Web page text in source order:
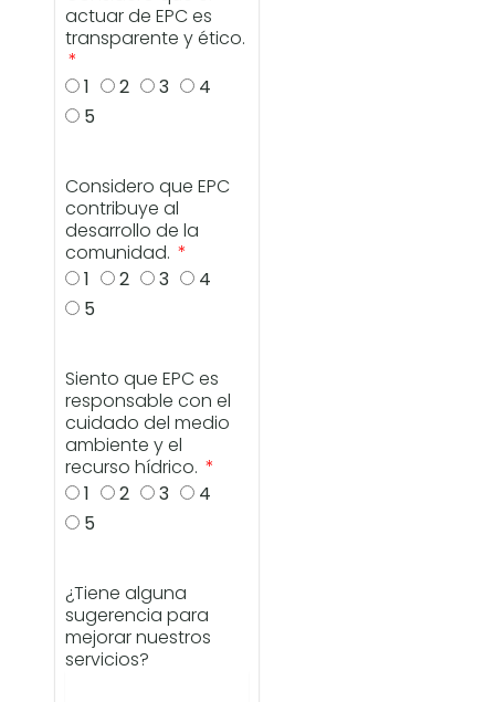
actuar de EPC es
transparente y ético.
1
2 3
4
5
Considero que EPC
contribuye al
desarrollo de la
comunidad.
1
2 3
4
5
Siento que EPC es
responsable con el
cuidado del medio
ambiente y el
recurso hídrico.
1
2 3
4
5
¿Tiene alguna
sugerencia para
mejorar nuestros
servicios?